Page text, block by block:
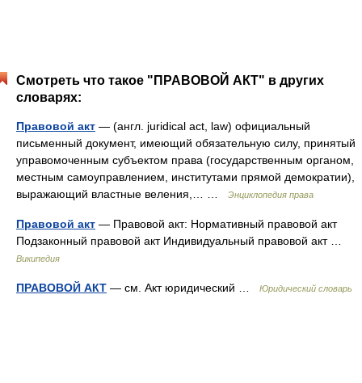
Смотреть что такое "ПРАВОВОЙ АКТ" в других
словарях:
Правовой акт — (англ. juridical act, law) официальный
письменный документ, имеющий обязательную силу, принятый
управомоченным субъектом права (государственным органом,
местным самоуправлением, институтами прямой демократии),
выражающий властные веления,… …
Энциклопедия права
Правовой акт — Правовой акт: Нормативный правовой акт
Подзаконный правовой акт Индивидуальный правовой акт …
Википедия
ПРАВОВОЙ АКТ — см. Акт юридический … Юридический словарь